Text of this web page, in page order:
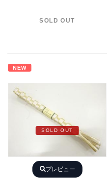
SOLD OUT
NEW
SOLD OUT
プレビュー